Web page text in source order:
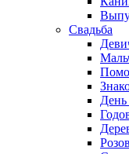
Свадьба
День